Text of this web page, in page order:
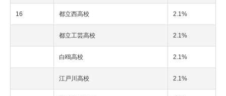
16 都立西高校 2.1%
都立工芸高校 2.1%
白鴎高校 2.1%
江戸川高校 2.1%